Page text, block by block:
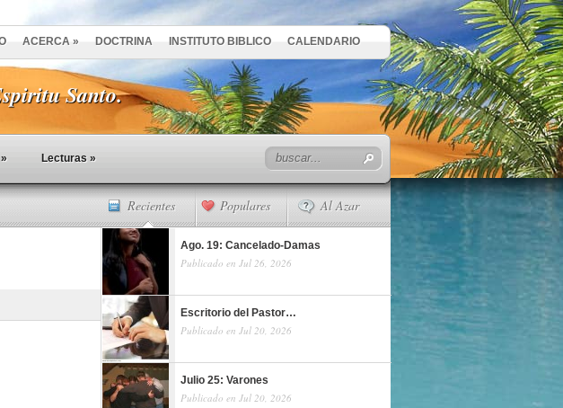
ACERCA » DOCTRINA INSTITUTO BIBLICO CALENDARIO
Santo.
» Lecturas »
Recientes Populares Al Azar
Ago. 19: Cancelado-Damas
Publicado en Jul 26, 2026
Escritorio del Pastor…
Publicado en Jul 20, 2026
Julio 25: Varones
Publicado en Jul 20, 2026